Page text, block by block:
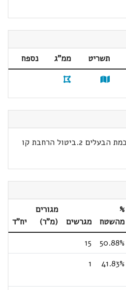
תשריט ממ"ג
נספח
1.איחוד וחלוקה,ללא הסכמת הבעלים 2.ביטול הרחבת קו
%
מהשטח
מגרשים
מגורים
(מ"ר)
יח"ד
50.88%
15
41.83%
1